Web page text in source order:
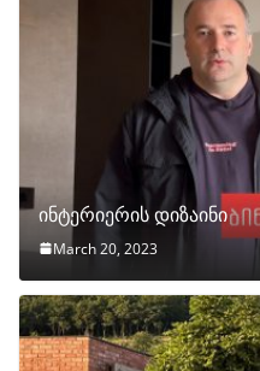
ინტერიერის დიზაინი
March 20, 2023